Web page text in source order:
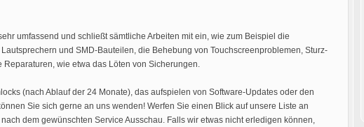
umfassend und schließt sämtliche Arbeiten mit ein, wie zum Beispiel die
und SMD-Bauteilen, die Behebung von Touchscreenproblemen, Sturz-
wie etwa das Löten von Sicherungen.
(nach Ablauf der 24 Monate), das aufspielen von Software-Updates oder den
Sie sich gerne an uns wenden! Werfen Sie einen Blick auf unsere Liste an
dem gewünschten Service Ausschau. Falls wir etwas nicht erledigen können,